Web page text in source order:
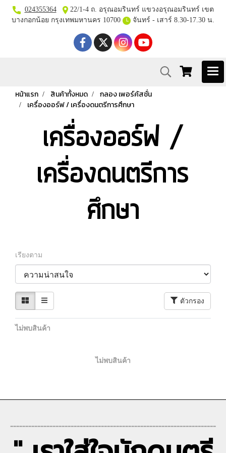
024355364
22/1-4 ถ. อรุณอมรินทร์ แขวงอรุณอมรินทร์ เขต
บางกอกน้อย กรุงเทพมหานคร 10700
จันทร์ - เสาร์ 8.30-17.30 น.
หน้าแรก สินค้าทั้งหมด
กลอง เพอร์คัสชั่น
เครื่องออร์ฟ / เครื่องดนตรีการศึกษา
เครื่องออร์ฟ /
เครื่องดนตรีการ
ศึกษา
เรียงตาม
ตัวกรอง
ไม่พบสินค้า
ไม่พบสินค้า
--------------------------------------------------------------------